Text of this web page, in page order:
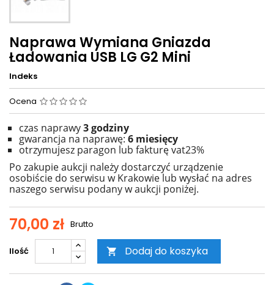
Naprawa Wymiana Gniazda
Ładowania USB LG G2 Mini
Indeks
Ocena
czas naprawy3 godziny
gwarancja na naprawę: 6 miesięcy
otrzymujesz paragon lub fakturę vat23%
Po zakupie aukcji należy dostarczyć urządzenie
osobiście do serwisu w Krakowie lub wysłać na adres
naszego serwisu podany w aukcji poniżej.
70,00 zł Brutto
Ilość  Dodaj do koszyka